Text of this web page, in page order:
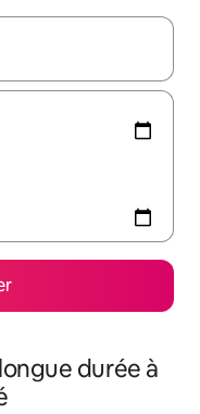
les flèches vers le
durée à